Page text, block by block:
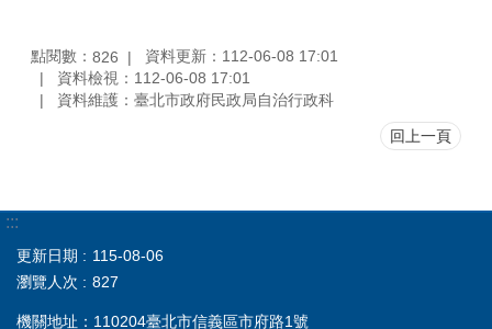
點閱數： 826
資料更新：112-06-08 17:01
資料檢視：112-06-08 17:01
資料維護：臺北市政府民政局自治行政科
回上一頁
:::
更新日期
115-08-06
瀏覽人次
827
機關地址：110204臺北市信義區市府路1號